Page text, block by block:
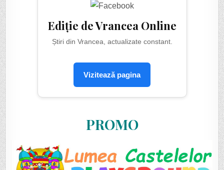
Ediție de Vrancea Online
Știri din Vrancea, actualizate constant.
Vizitează pagina
PROMO